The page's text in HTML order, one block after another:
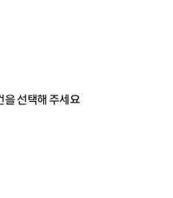
을 선택해 주세요